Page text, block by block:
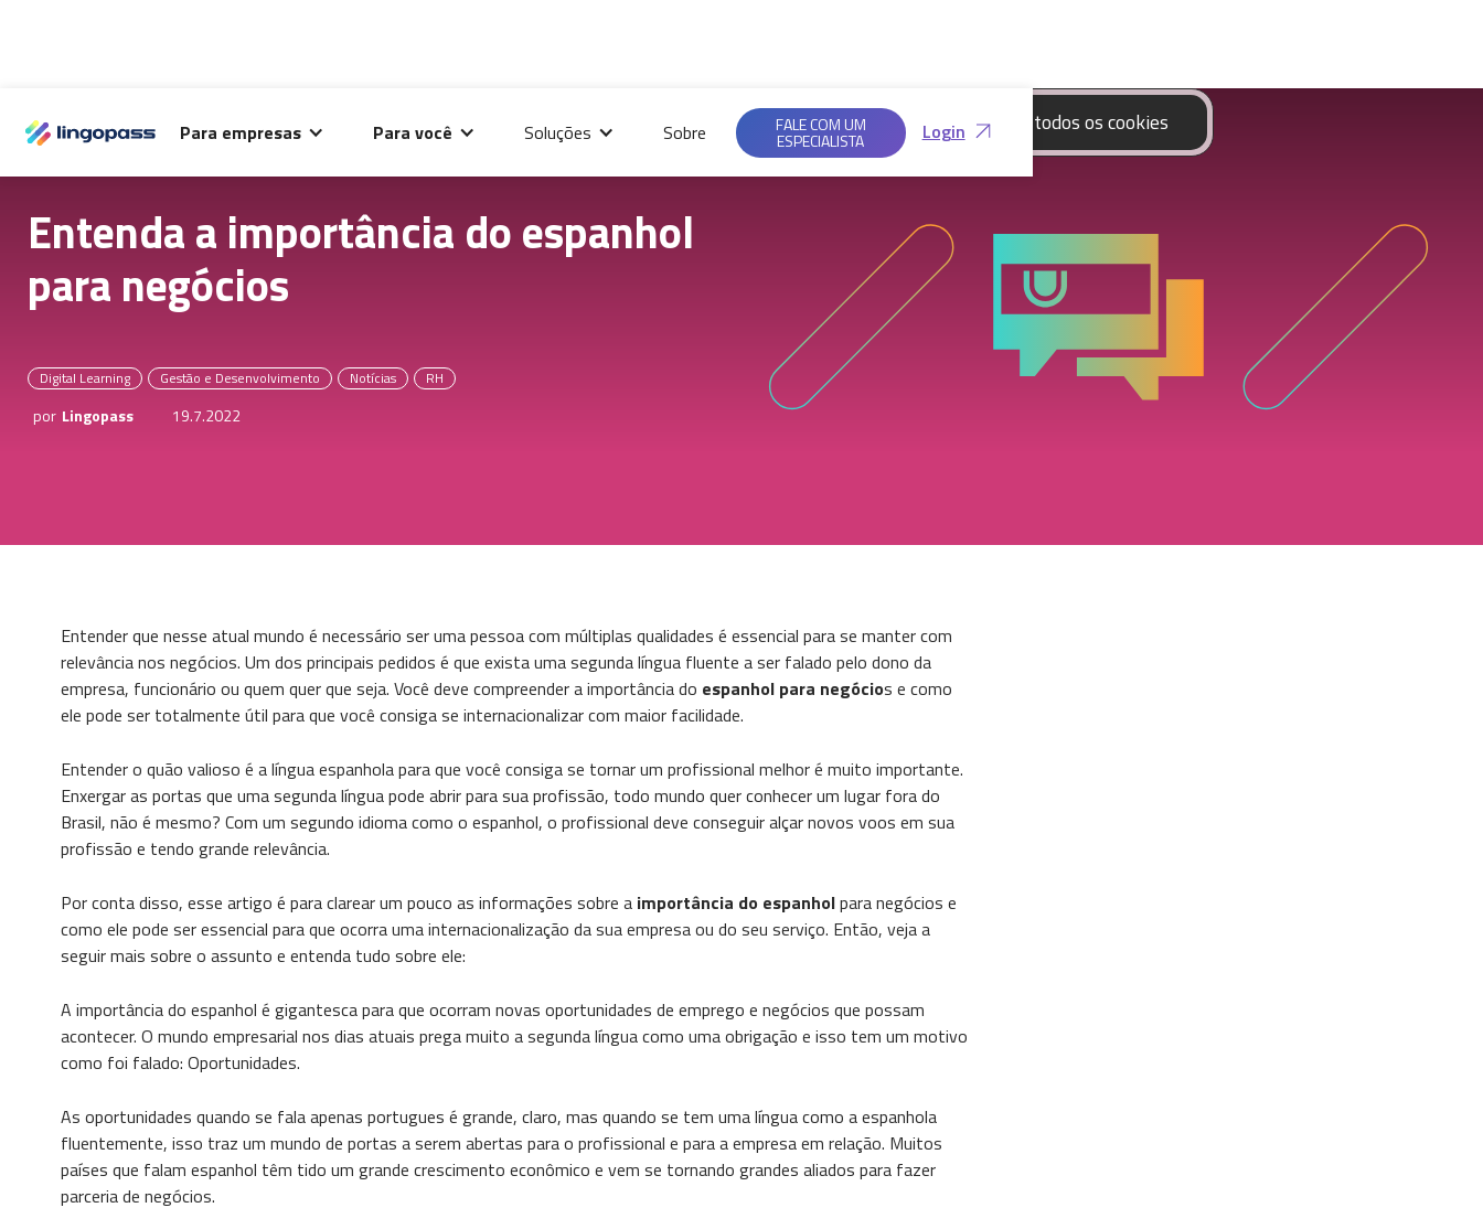
Para empresas Para você Soluções Sobre FALE COM UM
ESPECIALISTA Login
deste site e melhorar sua experiência de navegação.
Saiba mais em nossas
Políticas de
Privacidade.
Aceitar todos os cookies
Entenda a importância do espanhol
para negócios
Digital Learning Gestão e Desenvolvimento Notícias RH
por Lingopass 19.7.2022
Entender que nesse atual mundo é necessário ser uma pessoa com múltiplas qualidades é essencial para se manter com
relevância nos negócios. Um dos principais pedidos é que exista uma segunda língua fluente a ser falado pelo dono da
empresa, funcionário ou quem quer que seja. Você deve compreender a importância do espanhol para negócios e como
ele pode ser totalmente útil para que você consiga se internacionalizar com maior facilidade.
Entender o quão valioso é a língua espanhola para que você consiga se tornar um profissional melhor é muito importante.
Enxergar as portas que uma segunda língua pode abrir para sua profissão, todo mundo quer conhecer um lugar fora do
Brasil, não é mesmo? Com um segundo idioma como o espanhol, o profissional deve conseguir alçar novos voos em sua
profissão e tendo grande relevância.
Por conta disso, esse artigo é para clarear um pouco as informações sobre a importância do espanholpara negócios e
como ele pode ser essencial para que ocorra uma internacionalização da sua empresa ou do seu serviço. Então, veja a
seguir mais sobre o assunto e entenda tudo sobre ele:
A importância do espanhol é gigantesca para que ocorram novas oportunidades de emprego e negócios que possam
acontecer. O mundo empresarial nos dias atuais prega muito a segunda língua como uma obrigação e isso tem um motivo
como foi falado: Oportunidades.
As oportunidades quando se fala apenas portugues é grande, claro, mas quando se tem uma língua como a espanhola
fluentemente, isso traz um mundo de portas a serem abertas para o profissional e para a empresa em relação. Muitos
países que falam espanhol têm tido um grande crescimento econômico e vem se tornando grandes aliados para fazer
parceria de negócios.